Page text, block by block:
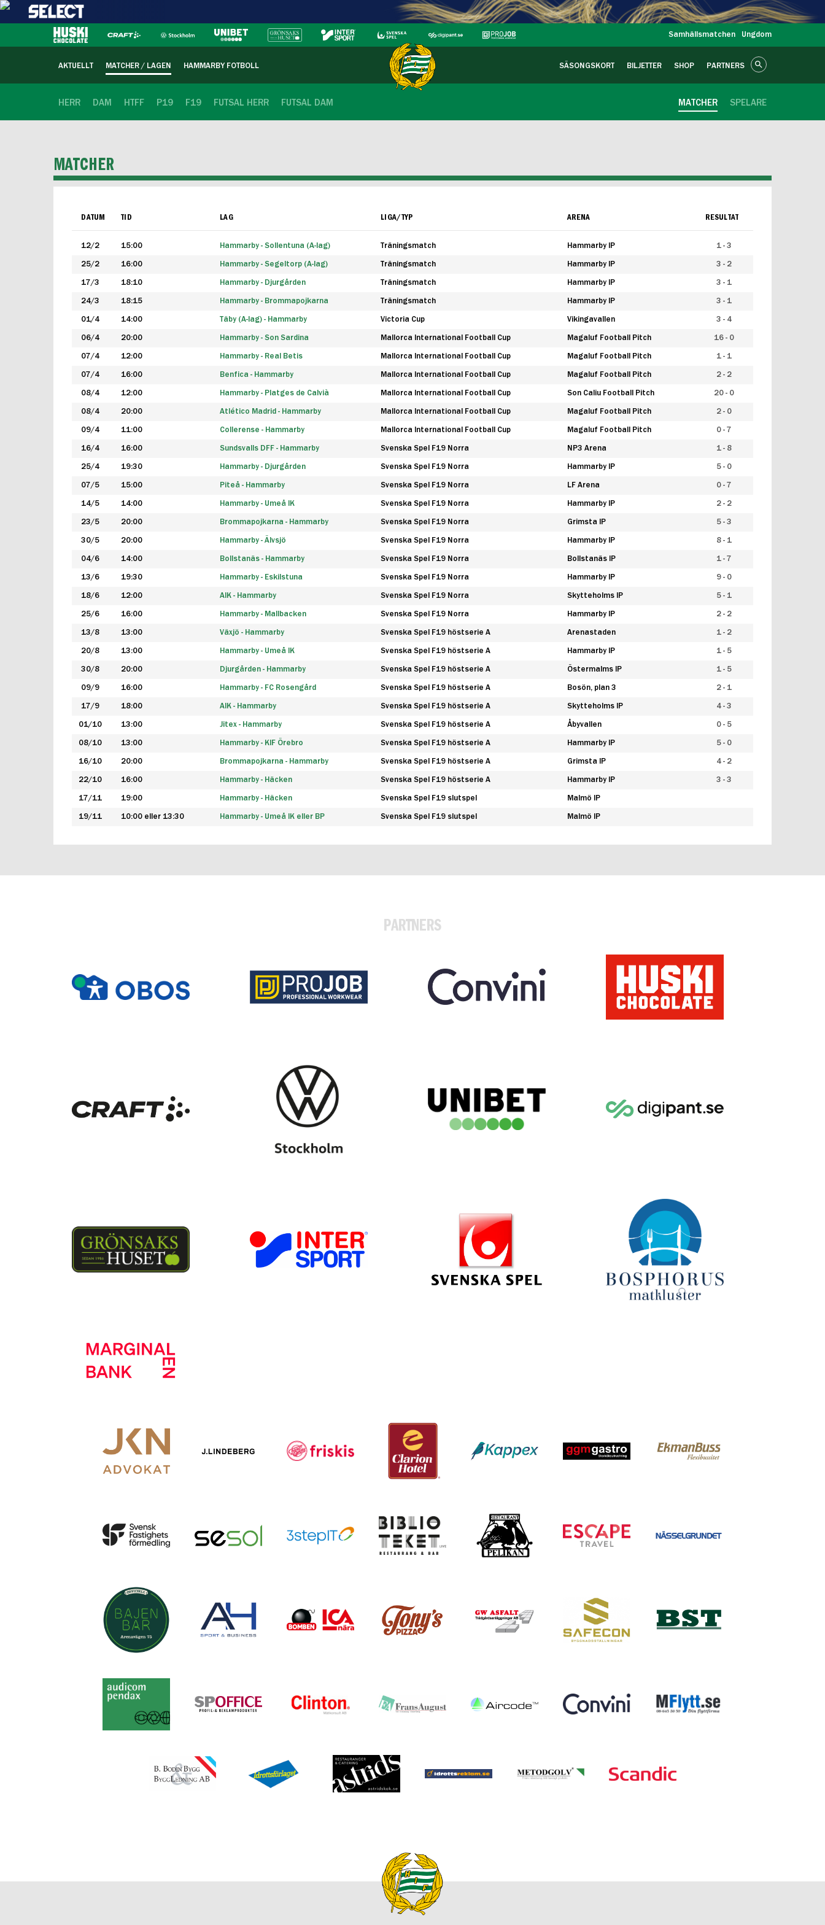
Samhällsmatchen Ungdom
AKTUELLT MATCHER / LAGEN HAMMARBY FOTBOLL SÄSONGSKORT BILJETTER SHOP PARTNERS
HERR DAM HTFF P19 F19 FUTSAL HERR FUTSAL DAM SPELARE
MATCHER
MATCHER
DATUM TID LAG LIGA/TYP ARENA RESULTAT
12/2 15:00 Hammarby - Sollentuna (A-lag) Träningsmatch Hammarby IP 1 - 3
25/2 16:00 Hammarby - Segeltorp (A-lag) Träningsmatch Hammarby IP 3 - 2
17/3 18:10 Hammarby - Djurgården Träningsmatch Hammarby IP 3 - 1
24/3 18:15 Hammarby - Brommapojkarna Träningsmatch Hammarby IP 3 - 1
01/4 14:00 Täby (A-lag) - Hammarby Victoria Cup Vikingavallen 3 - 4
06/4 20:00 Hammarby - Son Sardina Mallorca International Football Cup Magaluf Football Pitch 16 - 0
07/4 12:00 Hammarby - Real Betis Mallorca International Football Cup Magaluf Football Pitch 1 - 1
07/4 16:00 Benfica - Hammarby Mallorca International Football Cup Magaluf Football Pitch 2 - 2
08/4 12:00 Hammarby - Platges de Calvià Mallorca International Football Cup Son Caliu Football Pitch 20 - 0
08/4 20:00 Atlético Madrid - Hammarby Mallorca International Football Cup Magaluf Football Pitch 2 - 0
09/4 11:00 Collerense - Hammarby Mallorca International Football Cup Magaluf Football Pitch 0 - 7
16/4 16:00 Sundsvalls DFF - Hammarby Svenska Spel F19 Norra NP3 Arena 1 - 8
25/4 19:30 Hammarby - Djurgården Svenska Spel F19 Norra Hammarby IP 5 - 0
07/5 15:00 Piteå - Hammarby Svenska Spel F19 Norra LF Arena 0 - 7
14/5 14:00 Hammarby - Umeå IK Svenska Spel F19 Norra Hammarby IP 2 - 2
23/5 20:00 Brommapojkarna - Hammarby Svenska Spel F19 Norra Grimsta IP 5 - 3
30/5 20:00 Hammarby - Älvsjö Svenska Spel F19 Norra Hammarby IP 8 - 1
04/6 14:00 Bollstanäs - Hammarby Svenska Spel F19 Norra Bollstanäs IP 1 - 7
13/6 19:30 Hammarby - Eskilstuna Svenska Spel F19 Norra Hammarby IP 9 - 0
18/6 12:00 AIK - Hammarby Svenska Spel F19 Norra Skytteholms IP 5 - 1
25/6 16:00 Hammarby - Mallbacken Svenska Spel F19 Norra Hammarby IP 2 - 2
13/8 13:00 Växjö - Hammarby Svenska Spel F19 höstserie A Arenastaden 1 - 2
20/8 13:00 Hammarby - Umeå IK Svenska Spel F19 höstserie A Hammarby IP 1 - 5
30/8 20:00 Djurgården - Hammarby Svenska Spel F19 höstserie A Östermalms IP 1 - 5
09/9 16:00 Hammarby - FC Rosengård Svenska Spel F19 höstserie A Bosön, plan 3 2 - 1
17/9 18:00 AIK - Hammarby Svenska Spel F19 höstserie A Skytteholms IP 4 - 3
01/10 13:00 Jitex - Hammarby Svenska Spel F19 höstserie A Åbyvallen 0 - 5
08/10 13:00 Hammarby - KIF Örebro Svenska Spel F19 höstserie A Hammarby IP 5 - 0
16/10 20:00 Brommapojkarna - Hammarby Svenska Spel F19 höstserie A Grimsta IP 4 - 2
22/10 16:00 Hammarby - Häcken Svenska Spel F19 höstserie A Hammarby IP 3 - 3
17/11 19:00 Hammarby - Häcken Svenska Spel F19 slutspel Malmö IP
19/11 10:00 eller 13:30 Hammarby - Umeå IK eller BP Svenska Spel F19 slutspel Malmö IP
PARTNERS